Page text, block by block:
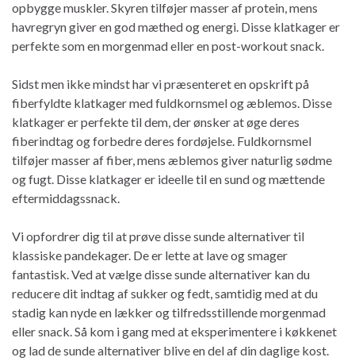
opbygge muskler. Skyren tilføjer masser af protein, mens
havregryn giver en god mæthed og energi. Disse klatkager er
perfekte som en morgenmad eller en post-workout snack.
Sidst men ikke mindst har vi præsenteret en opskrift på
fiberfyldte klatkager med fuldkornsmel og æblemos. Disse
klatkager er perfekte til dem, der ønsker at øge deres
fiberindtag og forbedre deres fordøjelse. Fuldkornsmel
tilføjer masser af fiber, mens æblemos giver naturlig sødme
og fugt. Disse klatkager er ideelle til en sund og mættende
eftermiddagssnack.
Vi opfordrer dig til at prøve disse sunde alternativer til
klassiske pandekager. De er lette at lave og smager
fantastisk. Ved at vælge disse sunde alternativer kan du
reducere dit indtag af sukker og fedt, samtidig med at du
stadig kan nyde en lækker og tilfredsstillende morgenmad
eller snack. Så kom i gang med at eksperimentere i køkkenet
og lad de sunde alternativer blive en del af din daglige kost.